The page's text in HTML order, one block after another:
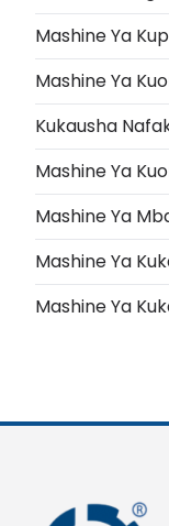
Mashine Ya
Mashine Ya
Kukausha
Mashine Ya
Mashine Ya
Mashine Ya
Mashine Ya